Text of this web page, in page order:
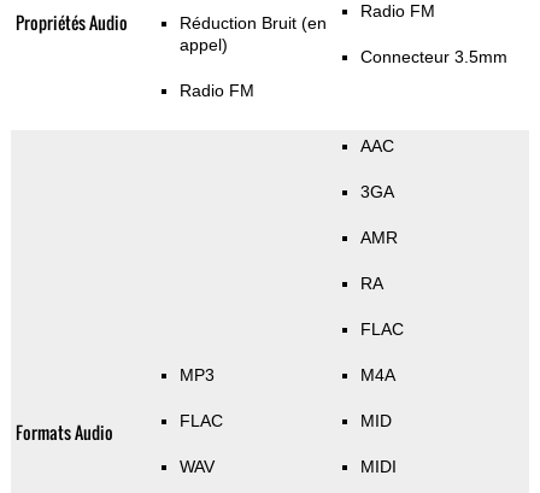
Propriétés Audio
Réduction Bruit (en
appel)
Radio FM
Radio FM
Connecteur 3.5mm
Formats Audio
MP3
FLAC
WAV
AAC
3GA
AMR
RA
FLAC
M4A
MID
MIDI